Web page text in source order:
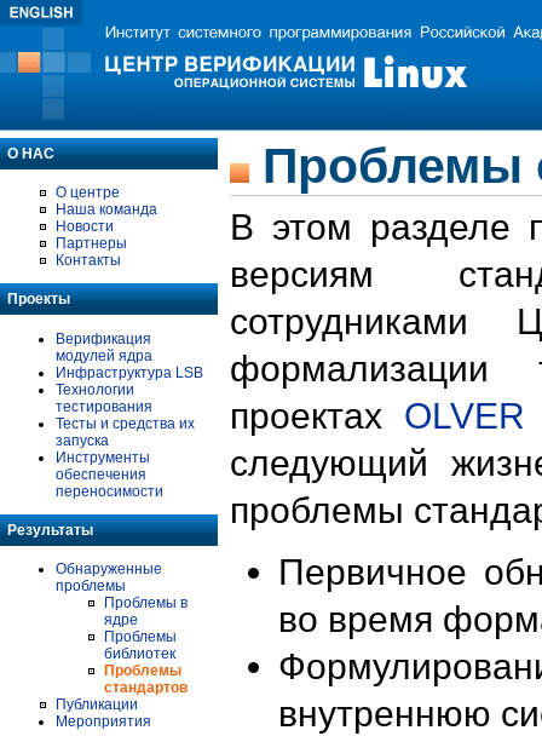
О НАС
О центре
Наша команда
Новости
Партнеры
Контакты
Проекты
Верификация
модулей ядра
Инфраструктура LSB
Технологии
тестирования
Тесты и средства их
запуска
Инструменты
обеспечения
переносимости
Результаты
Обнаруженные
проблемы
Проблемы в
ядре
Проблемы
библиотек
Проблемы
стандартов
Публикации
Мероприятия
Проблемы
В этом разделе
версиям
формализации
проектах OLVER
следующий
проблемы
Первичное
во время
внутреннюю